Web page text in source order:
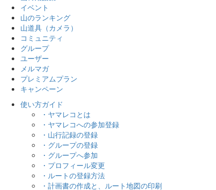
イベント
山のランキング
山道具（カメラ）
コミュニティ
グループ
ユーザー
メルマガ
プレミアムプラン
キャンペーン
使い方ガイド
・ヤマレコとは
・ヤマレコへの参加登録
・山行記録の登録
・グループの登録
・グループへ参加
・プロフィール変更
・ルートの登録方法
・計画書の作成と、ルート地図の印刷